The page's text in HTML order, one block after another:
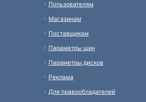
Пользователям
Магазинам
Поставщикам
Параметры шин
Параметры дисков
Реклама
Для правообладателей